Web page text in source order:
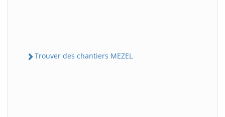
Trouver des chantiers MEZEL